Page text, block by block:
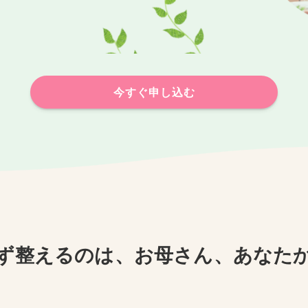
今すぐ申し込む
整えるのは、お母さん、あなた